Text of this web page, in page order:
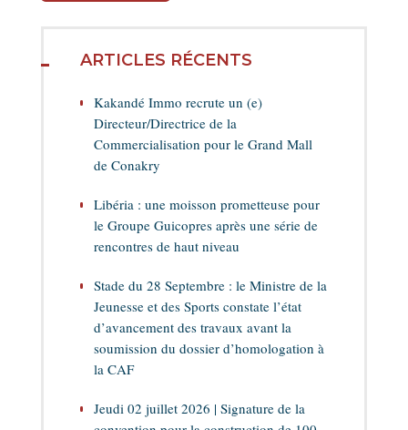
ARTICLES RÉCENTS
Kakandé Immo recrute un (e)
Directeur/Directrice de la
Commercialisation pour le Grand Mall
de Conakry
Libéria : une moisson prometteuse pour
le Groupe Guicopres après une série de
rencontres de haut niveau
Stade du 28 Septembre : le Ministre de la
Jeunesse et des Sports constate l’état
d’avancement des travaux avant la
soumission du dossier d’homologation à
la CAF
Jeudi 02 juillet 2026 | Signature de la